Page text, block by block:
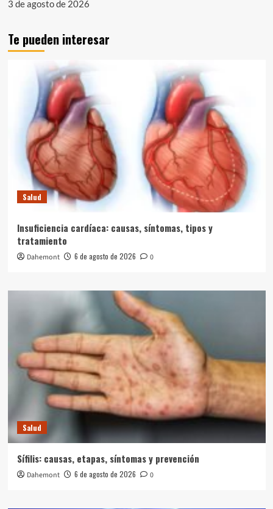
3 de agosto de 2026
Te pueden interesar
Salud
Insuficiencia cardíaca: causas, síntomas, tipos y
tratamiento
Dahemont 6 de agosto de 2026 0
Salud
Sífilis: causas, etapas, síntomas y prevención
Dahemont 6 de agosto de 2026 0